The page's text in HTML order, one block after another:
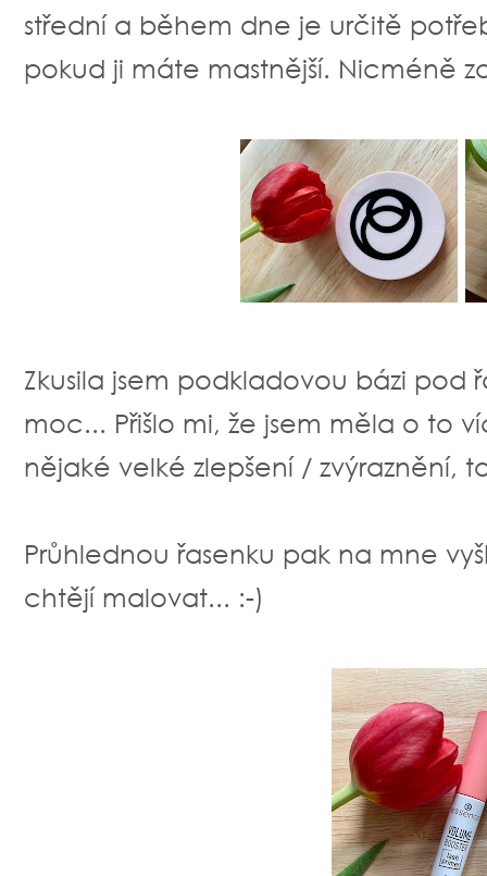
střední a během dne je určitě
pokud ji máte mastnější. Nicméně
Zkusila jsem podkladovou bázi pod
moc... Přišlo mi, že jsem měla o to
nějaké velké zlepšení / zvýraznění,
Průhlednou řasenku pak na mne
chtějí malovat... :-)